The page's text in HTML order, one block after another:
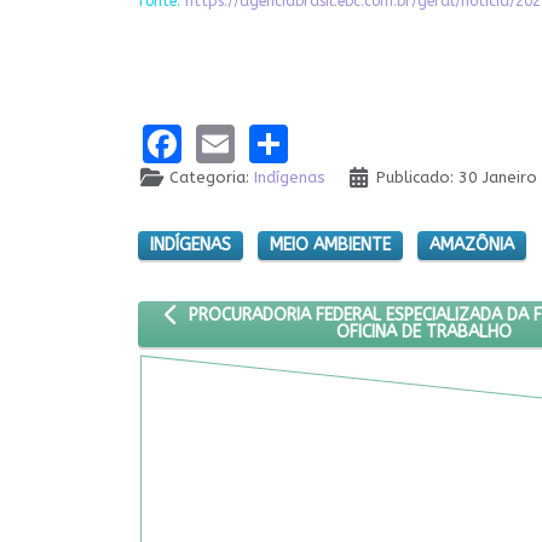
Facebook
Email
Categoria: Indígenas Publicado: 30 Janeiro
INDÍGENAS MEIO AMBIENTE AMAZÔNIA
ARTIGO ANTERIOR: PROCURADORIA FEDERAL
PROCURADORIA FEDERAL ESPECIALIZADA DA
OFICINA DE TRABALHO